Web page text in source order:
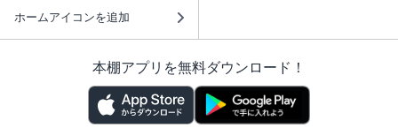
ホームアイコンを追加
本棚アプリを無料ダウンロード！